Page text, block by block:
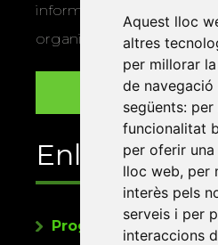
Aquest lloc
altres
per millorar
de
següents: per
funcionalitat
per oferir
lloc web, per
interès pels
serveis i per
interaccions
informació sobre els
organitza la Xarxa Vives.
Enllaços
Programa de